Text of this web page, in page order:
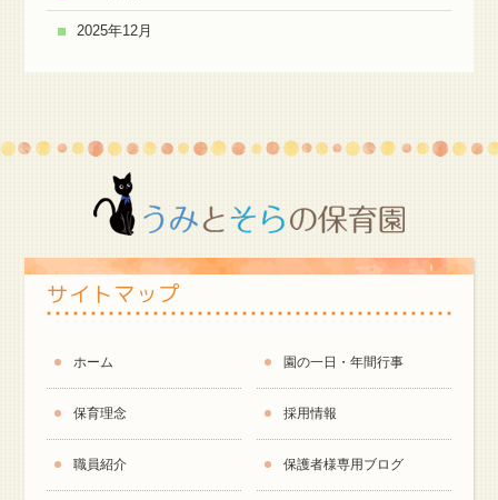
2025年12月
サイトマップ
ホーム
保育理念
職員紹介
園の一日・年間行事
採用情報
保護者様専用ブログ